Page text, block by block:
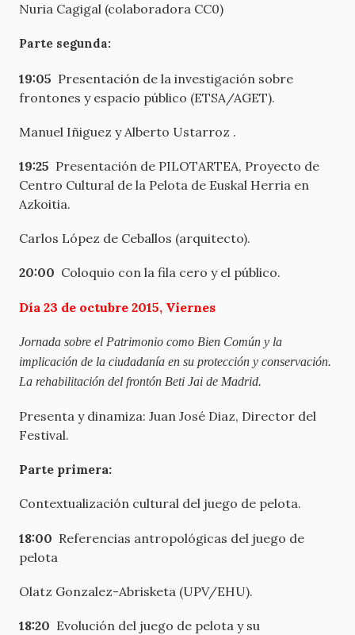
Nuria Cagigal (colaboradora CC0)
Parte segunda:
19:05 Presentación de la investigación sobre
frontones y espacio público (ETSA/AGET).
Manuel Iñiguez y Alberto Ustarroz .
19:25 Presentación de PILOTARTEA, Proyecto de
Centro Cultural de la Pelota de Euskal Herria en
Azkoitia.
Carlos López de Ceballos (arquitecto).
20:00 Coloquio con la fila cero y el público.
Día 23 de octubre 2015, Viernes
Jornada sobre el Patrimonio como Bien Común y la
implicación de la ciudadanía en su protección y conservación.
La rehabilitación del frontón Beti Jai de Madrid.
Presenta y dinamiza: Juan José Diaz, Director del
Festival.
Parte primera:
Contextualización cultural del juego de pelota.
18:00 Referencias antropológicas del juego de
pelota
Olatz Gonzalez-Abrisketa (UPV/EHU).
18:20 Evolución del juego de pelota y su